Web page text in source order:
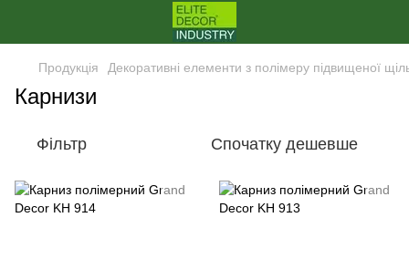
Продукція Декоративні елементи з полімеру підвищеної
Карнизи
Фільтр Спочатку дешевше